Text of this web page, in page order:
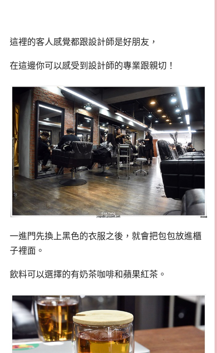
這裡的客人感覺都跟設計師是好朋友，
在這邊你可以感受到設計師的專業跟親切！
一進門先換上黑色的衣服之後，就會把包包放進櫃
子裡面。
飲料可以選擇的有奶茶咖啡和蘋果紅茶。